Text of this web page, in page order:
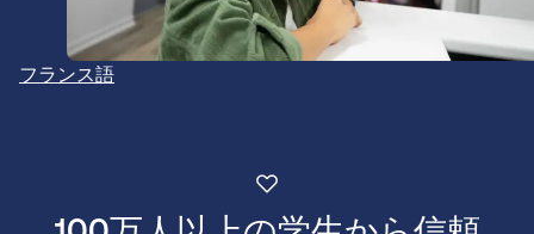
フランス語